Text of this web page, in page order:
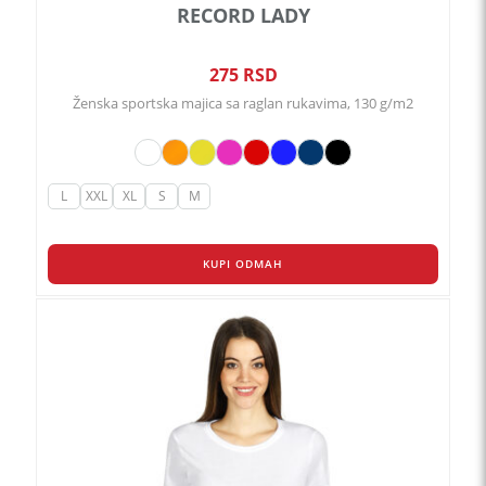
RECORD LADY
275 RSD
Ženska sportska majica sa raglan rukavima, 130 g/m2
KUPI ODMAH
L XXL XL S M